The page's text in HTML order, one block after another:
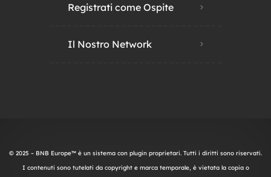
Registrati come Ospite
Il Nostro Network
© 2025 – BNB Europe™ è un sistema con plugin proprietari. Tutti i diritti sono riservati.
I contenuti sono tutelati da copyright e marca temporale, è vietata la copia o